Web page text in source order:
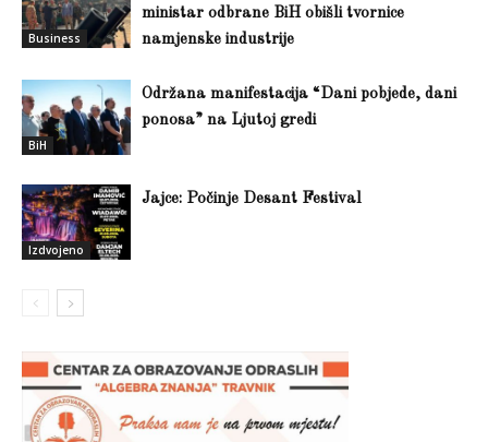
Business
ministar odbrane BiH obišli tvornice
namjenske industrije
BiH
Održana manifestacija “Dani pobjede, dani
ponosa” na Ljutoj gredi
Izdvojeno
Jajce: Počinje Desant Festival